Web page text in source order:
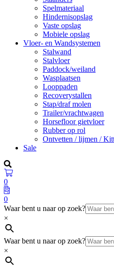
Spelmateriaal
Hindernisopslag
Vaste opslag
Mobiele opslag
Vloer- en Wandsystemen
Stalwand
Stalvloer
Paddock/weiland
Wasplaatsen
Looppaden
Recoverystallen
Stap/draf molen
Trailer/vrachtwagen
Horsefloor gietvloer
Rubber op rol
Ontvetten / lijmen /
Sale
0
0
Waar bent u naar op zoek?
×
Waar bent u naar op zoek?
×